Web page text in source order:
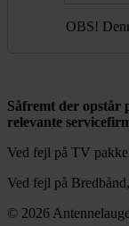
OBS!
Såfremt der opstår
relevante
Ved fejl på TV
Ved fejl på
© 2026